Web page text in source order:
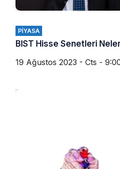
PIYASA
BIST Hisse Senetleri
19 Ağustos 2023 - Cts -